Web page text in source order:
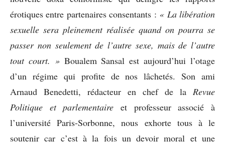
érotiques entre partenaires consentants : « La libération
sexuelle sera pleinement réalisée quand on pourra se
passer non seulement de l’autre sexe, mais de l’autre
tout court. » Boualem Sansal est aujourd’hui l’otage
d’un régime qui profite de nos lâchetés. Son ami
Arnaud Benedetti, rédacteur en chef de la Revue
Politique et parlementaire et professeur associé à
l’université Paris-Sorbonne, nous exhorte tous à le
soutenir car c’est à la fois un devoir moral et une